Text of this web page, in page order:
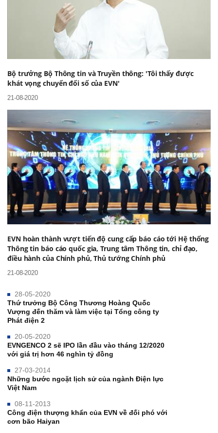
Bộ trưởng Bộ Thông tin và Truyền thông: 'Tôi thấy được
khát vọng chuyển đổi số của EVN'
21-08-2020
EVN hoàn thành vượt tiến độ cung cấp báo cáo tới Hệ thống
Thông tin báo cáo quốc gia, Trung tâm Thông tin, chỉ đạo,
điều hành của Chính phủ, Thủ tướng Chính phủ
21-08-2020
28-05-2020
Thứ trưởng Bộ Công Thương Hoàng Quốc
Vượng đến thăm và làm việc tại Tổng công ty
Phát điện 2
20-05-2020
EVNGENCO 2 sẽ IPO lần đầu vào tháng 12/2020
với giá trị hơn 46 nghìn tỷ đồng
27-03-2014
Những bước ngoặt lịch sử của ngành Điện lực
Việt Nam
08-11-2013
Công điện thượng khẩn của EVN về đối phó với
cơn bão Haiyan